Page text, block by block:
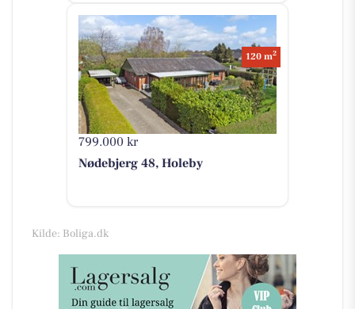
799.000 kr
120 m2
Nødebjerg 48, Holeby
Kilde: Boliga.dk